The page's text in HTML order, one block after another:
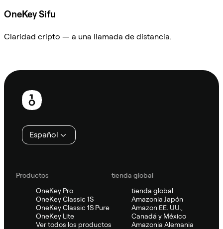
OneKey Sifu
Claridad cripto — a una llamada de distancia.
Pie
página
Español
Productos
OneKey Pro
OneKey Classic 1S
OneKey Classic 1S Pure
OneKey Lite
Ver todos los productos
tienda global
tienda global
Amazonia Japón
Amazon EE. UU.,
Canadá y México
Amazonia Alemania